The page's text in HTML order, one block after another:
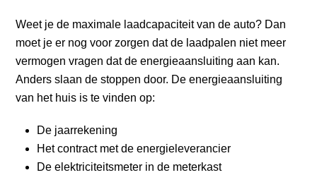
Weet je de maximale laadcapaciteit van de auto? Dan
moet je er nog voor zorgen dat de laadpalen niet meer
vermogen vragen dat de energieaansluiting aan kan.
Anders slaan de stoppen door. De energieaansluiting
van het huis is te vinden op:
De jaarrekening
Het contract met de energieleverancier
De elektriciteitsmeter in de meterkast